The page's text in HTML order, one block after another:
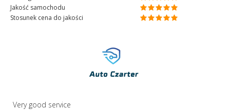
Jakość samochodu
Stosunek cena do jakości
Very good service